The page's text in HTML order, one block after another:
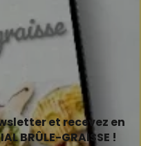
et recevez en
BRÛLE-GRAISSE !